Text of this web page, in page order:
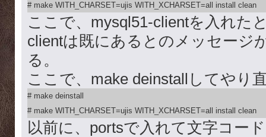
# make WITH_CHARSET=ujis WITH_XCHARSET=all install clean
ここで、mysql51-clientを入れた
clientは既にあるとのメッセージ
る。
ここで、make deinstallしてやり
# make deinstall
# make WITH_CHARSET=ujis WITH_XCHARSET=all install clean
以前に、portsで入れて文字コー